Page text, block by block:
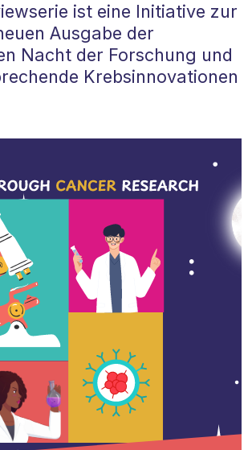
ist eine Initiative zur
Ausgabe der
Nacht der Forschung und
Krebsinnovationen